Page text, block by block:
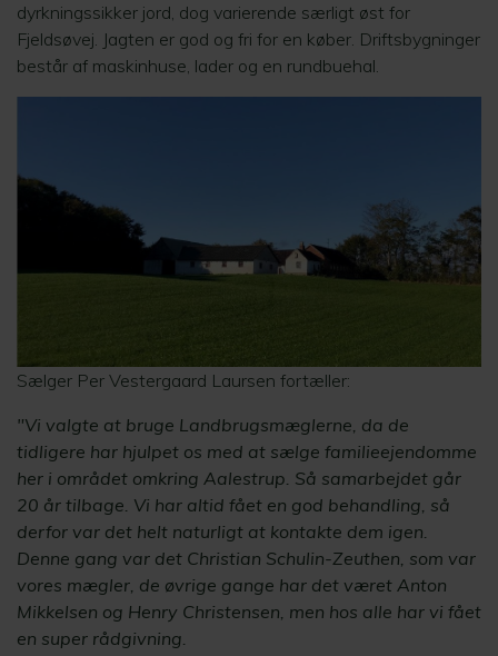
dyrkningssikker jord, dog varierende særligt øst for
Fjeldsøvej. Jagten er god og fri for en køber. Driftsbygninger
består af maskinhuse, lader og en rundbuehal.
Sælger Per Vestergaard Laursen fortæller:
"Vi valgte at bruge Landbrugsmæglerne, da de
tidligere har hjulpet os med at sælge familieejendomme
her i området omkring Aalestrup. Så samarbejdet går
20 år tilbage. Vi har altid fået en god behandling, så
derfor var det helt naturligt at kontakte dem igen.
Denne gang var det Christian Schulin-Zeuthen, som var
vores mægler, de øvrige gange har det været Anton
Mikkelsen og Henry Christensen, men hos alle har vi fået
en super rådgivning.